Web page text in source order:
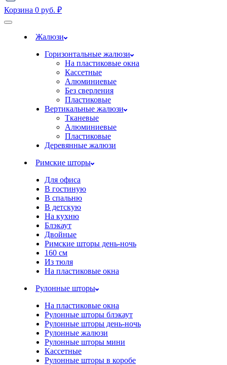
Корзина 0 руб. ₽
Жалюзи
Горизонтальные жалюзи
На пластиковые окна
Кассетные
Алюминиевые
Без сверления
Пластиковые
Вертикальные жалюзи
Тканевые
Алюминиевые
Пластиковые
Деревянные жалюзи
Римские шторы
Для офиса
В гостиную
В спальню
В детскую
На кухню
Блэкаут
Двойные
Римские шторы день-ночь
160 см
Из тюля
На пластиковые окна
Рулонные шторы
На пластиковые окна
Рулонные шторы блэкаут
Рулонные шторы день-ночь
Рулонные жалюзи
Рулонные шторы мини
Кассетные
Рулонные шторы в коробе